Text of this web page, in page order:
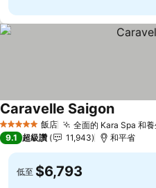
5 星級 飯店 全面的 Kara Spa 和
Caravelle Saigon查看價格
9.1 超級讚 11,943 和平省
低至 $6,793